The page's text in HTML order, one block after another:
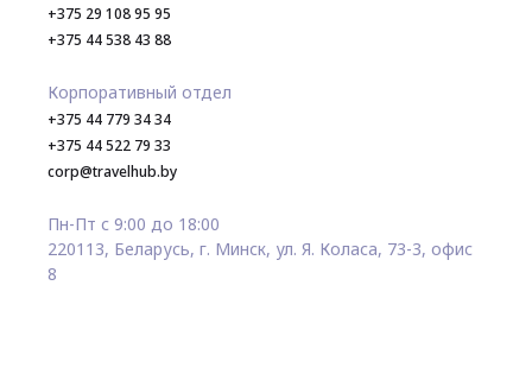
+375 29 108 95 95
+375 44 538 43 88
Корпоративный отдел
+375 44 779 34 34
+375 44 522 79 33
corp@travelhub.by
Пн-Пт с 9:00 до 18:00
220113, Беларусь, г. Минск, ул. Я. Коласа, 73-3, офис
8